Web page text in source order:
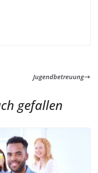
Jugendbetreuung
gefallen